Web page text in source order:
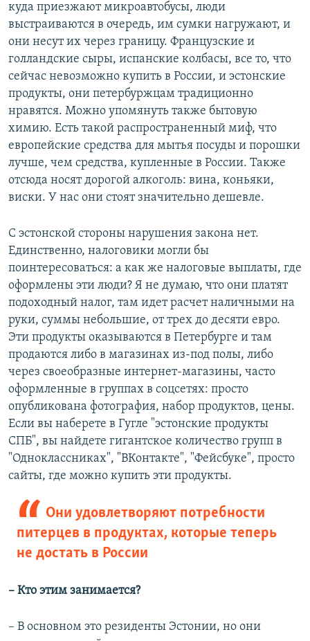
куда приезжают микроавтобусы, люди
выстраиваются в очередь, им сумки нагружают, и
они несут их через границу. Французские и
голландские сыры, испанские колбасы, все то, что
сейчас невозможно купить в России, и эстонские
продукты, они петербуржцам традиционно
нравятся. Можно упомянуть также бытовую
химию. Есть такой распространенный миф, что
европейские средства для мытья посуды и порошки
лучше, чем средства, купленные в России. Также
отсюда носят дорогой алкоголь: вина, коньяки,
виски. У нас они стоят значительно дешевле.
С эстонской стороны нарушения закона нет.
Единственно, налоговики могли бы
поинтересоваться: а как же налоговые выплаты, где
оформлены эти люди? Я не думаю, что они платят
подоходный налог, там идет расчет наличными на
руки, суммы небольшие, от трех до десяти евро.
Эти продукты оказываются в Петербурге и там
продаются либо в магазинах из-под полы, либо
через своеобразные интернет-магазины, часто
оформленные в группах в соцсетях: просто
опубликована фотография, набор продуктов, цены.
Если вы наберете в Гугле "эстонские продукты
СПБ", вы найдете гигантское количество групп в
"Одноклассниках", "ВКонтакте", "Фейсбуке", просто
сайты, где можно купить эти продукты.
Они удовлетворяют потребности
питерцев в продуктах, которые теперь
не достать в России
– Кто этим занимается?
– В основном это резиденты Эстонии, но они